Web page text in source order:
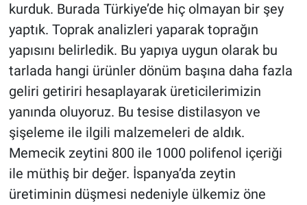
kurduk. Burada Türkiye’de hiç olmayan bir şey
yaptık. Toprak analizleri yaparak toprağın
yapısını belirledik. Bu yapıya uygun olarak bu
tarlada hangi ürünler dönüm başına daha fazla
geliri getiriri hesaplayarak üreticilerimizin
yanında oluyoruz. Bu tesise distilasyon ve
şişeleme ile ilgili malzemeleri de aldık.
Memecik zeytini 800 ile 1000 polifenol içeriği
ile müthiş bir değer. İspanya’da zeytin
üretiminin düşmesi nedeniyle ülkemiz öne